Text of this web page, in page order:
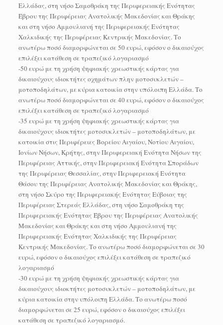
Ελλάδας, στη νήσο Σαμοθράκη της Περιφερειακής Ενότητας
Έβρου της Περιφέρειας Ανατολικής Μακεδονίας και Θράκης
και στη νήσο Αμμουλιανή της Περιφερειακής Ενότητας
Χαλκιδικής της Περιφέρειας Κεντρικής Μακεδονίας. Το
ανωτέρω ποσό διαμορφώνεται σε 50 ευρώ, εφόσον ο δικαιούχος
επιλέξει κατάθεση σε τραπεζικό λογαριασμό
-50 ευρώ με τη χρήση ψηφιακής χρεωστικής κάρτας για
δικαιούχους ιδιοκτήτες οχημάτων πλην μοτοσυκλετών –
μοτοποδηλάτων, με κύρια κατοικία στην υπόλοιπη Ελλάδα. Το
ανωτέρω ποσό διαμορφώνεται σε 40 ευρώ, εφόσον ο δικαιούχος
επιλέξει κατάθεση σε τραπεζικό λογαριασμό
-35 ευρώ με τη χρήση ψηφιακής χρεωστικής κάρτας για
δικαιούχους ιδιοκτήτες μοτοσυκλετών – μοτοποδηλάτων, με
κατοικία στις Περιφέρειες Βορείου Αιγαίου, Νοτίου Αιγαίου,
Ιονίων Νήσων, Κρήτης, στην Περιφερειακή Ενότητα Νήσων της
Περιφέρειας Αττικής, στην Περιφερειακή Ενότητα Σποράδων
της Περιφέρειας Θεσσαλίας, στην Περιφερειακή Ενότητα
Θάσου της Περιφέρειας Ανατολικής Μακεδονίας και Θράκης,
στη νήσο Σκύρο της Περιφερειακής Ενότητας Εύβοιας της
Περιφέρειας Στερεάς Ελλάδας, στη νήσο Σαμοθράκη της
Περιφερειακής Ενότητας Έβρου της Περιφέρειας Ανατολικής
Μακεδονίας και Θράκης και στη νήσο Αμμουλιανή της
Περιφερειακής Ενότητας Χαλκιδικής της Περιφέρειας
Κεντρικής Μακεδονίας. Το ανωτέρω ποσό διαμορφώνεται σε 30
ευρώ, εφόσον ο δικαιούχος επιλέξει κατάθεση σε τραπεζικό
λογαριασμό
-30 ευρώ με τη χρήση ψηφιακής χρεωστικής κάρτας για
δικαιούχους ιδιοκτήτες μοτοσυκλετών – μοτοποδηλάτων, με
κύρια κατοικία στην υπόλοιπη Ελλάδα. Το ανωτέρω ποσό
διαμορφώνεται σε 25 ευρώ, εφόσον ο δικαιούχος επιλέξει
κατάθεση σε τραπεζικό λογαριασμό.